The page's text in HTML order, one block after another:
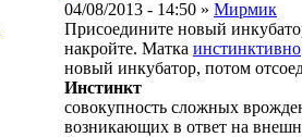
04/08/2013 - 14:50 » Мирмик
Присоедините новый
накройте. Матка инстинктивно
новый инкубатор, потом
Инстинкт
совокупность сложных
возникающих в ответ на